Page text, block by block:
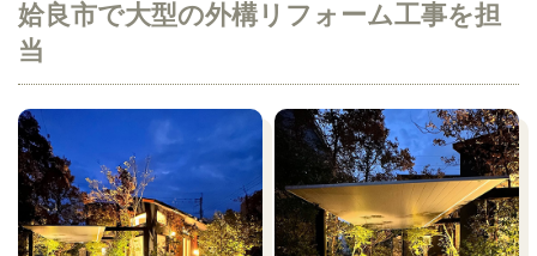
姶良市で大型の外構リフォーム工事を担
当